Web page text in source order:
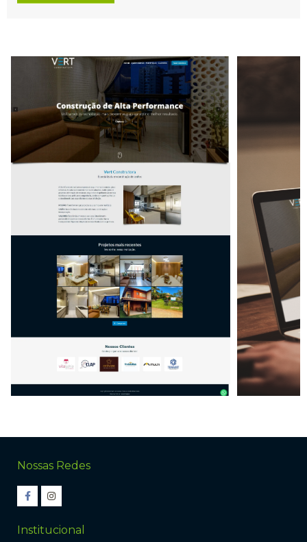
Nossas Redes
Institucional